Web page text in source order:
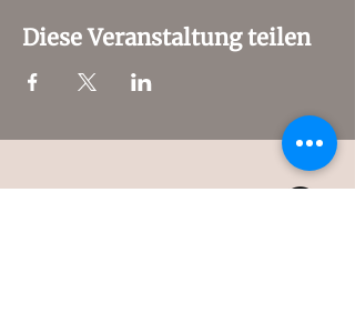
Diese Veranstaltung teilen